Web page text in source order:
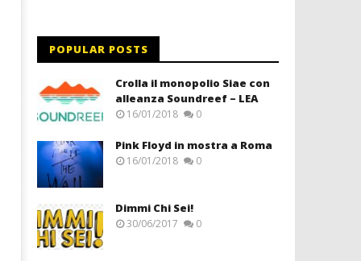
POPULAR POSTS
Crolla il monopolio Siae con
alleanza Soundreef – LEA
16/01/2018 0
Pink Floyd in mostra a Roma
16/01/2018 0
Dimmi Chi Sei!
30/06/2017 0